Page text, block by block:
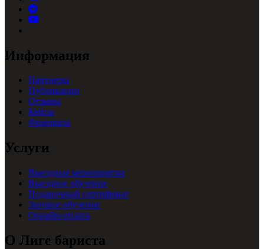
Информация
Партнеры
Публикации
Отзывы
Кейсы
Франшиза
Услуги
Выездные мероприятия
Выездное обучение
Подарочный сертификат
Заочное обучение
Онлайн-оплата
О Лиге бариста